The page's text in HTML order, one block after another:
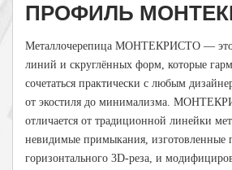
ПРОФИЛЬ
Металлочерепица МОНТЕКРИСТО — это
линий и скруглённых форм, которые
сочетаться практически с любым
от экостиля до минимализма.
отличается от традиционной линейки
невидимые примыкания, изготовленные
горизонтального 3D-реза, и